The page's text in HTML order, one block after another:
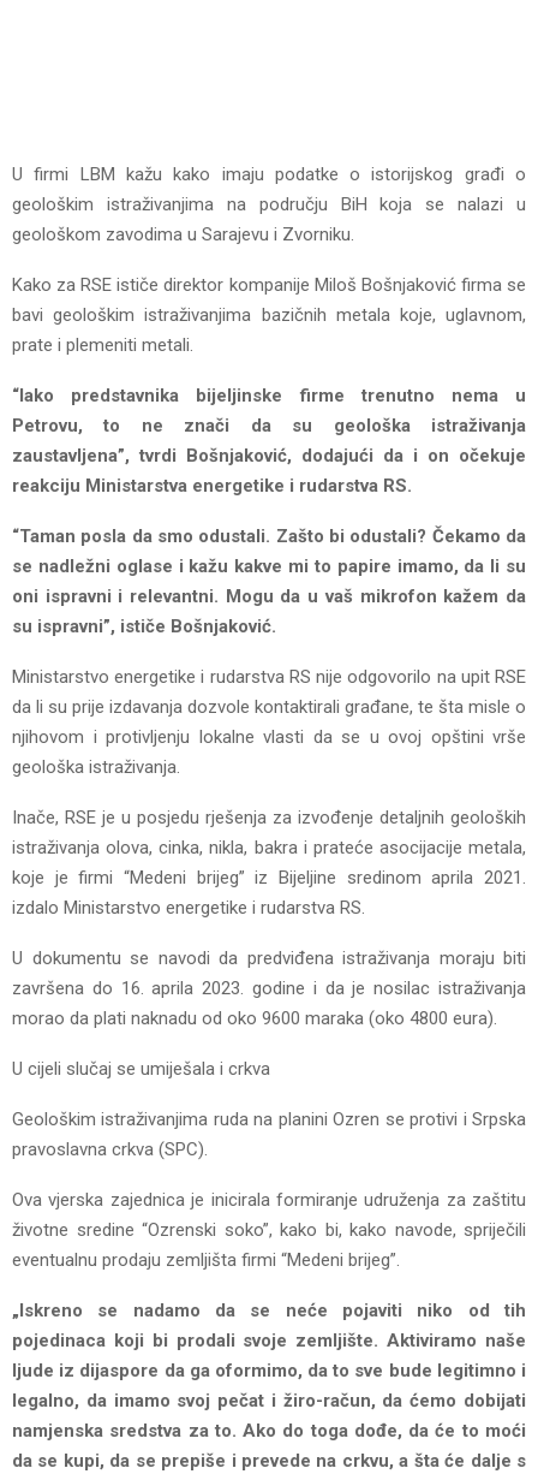
U firmi LBM kažu kako imaju podatke o istorijskog građi o
geološkim istraživanjima na području BiH koja se nalazi u
geološkom zavodima u Sarajevu i Zvorniku.
Kako za RSE ističe direktor kompanije Miloš Bošnjaković firma se
bavi geološkim istraživanjima bazičnih metala koje, uglavnom,
prate i plemeniti metali.
“Iako predstavnika bijeljinske firme trenutno nema u
Petrovu, to ne znači da su geološka istraživanja
zaustavljena”, tvrdi Bošnjaković, dodajući da i on očekuje
reakciju Ministarstva energetike i rudarstva RS.
“Taman posla da smo odustali. Zašto bi odustali? Čekamo da
se nadležni oglase i kažu kakve mi to papire imamo, da li su
oni ispravni i relevantni. Mogu da u vaš mikrofon kažem da
su ispravni”, ističe Bošnjaković.
Ministarstvo energetike i rudarstva RS nije odgovorilo na upit RSE
da li su prije izdavanja dozvole kontaktirali građane, te šta misle o
njihovom i protivljenju lokalne vlasti da se u ovoj opštini vrše
geološka istraživanja.
Inače, RSE je u posjedu rješenja za izvođenje detaljnih geoloških
istraživanja olova, cinka, nikla, bakra i prateće asocijacije metala,
koje je firmi “Medeni brijeg” iz Bijeljine sredinom aprila 2021.
izdalo Ministarstvo energetike i rudarstva RS.
U dokumentu se navodi da predviđena istraživanja moraju biti
završena do 16. aprila 2023. godine i da je nosilac istraživanja
morao da plati naknadu od oko 9600 maraka (oko 4800 eura).
U cijeli slučaj se umiješala i crkva
Geološkim istraživanjima ruda na planini Ozren se protivi i Srpska
pravoslavna crkva (SPC).
Ova vjerska zajednica je inicirala formiranje udruženja za zaštitu
životne sredine “Ozrenski soko”, kako bi, kako navode, spriječili
eventualnu prodaju zemljišta firmi “Medeni brijeg”.
„Iskreno se nadamo da se neće pojaviti niko od tih
pojedinaca koji bi prodali svoje zemljište. Aktiviramo naše
ljude iz dijaspore da ga oformimo, da to sve bude legitimno i
legalno, da imamo svoj pečat i žiro-račun, da ćemo dobijati
namjenska sredstva za to. Ako do toga dođe, da će to moći
da se kupi, da se prepiše i prevede na crkvu, a šta će dalje s